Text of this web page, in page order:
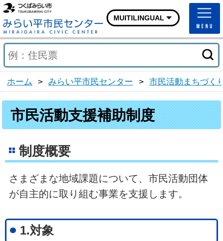
みらい平市民センター
つくばみらい市ホームページ
MUITILINGUAL
ホーム > みらい平市民センター > 市民活動まちづく
市民活動支援補助制度
制度概要
さまざまな地域課題について、市民活動団体
が自主的に取り組む事業を支援します。
1.対象